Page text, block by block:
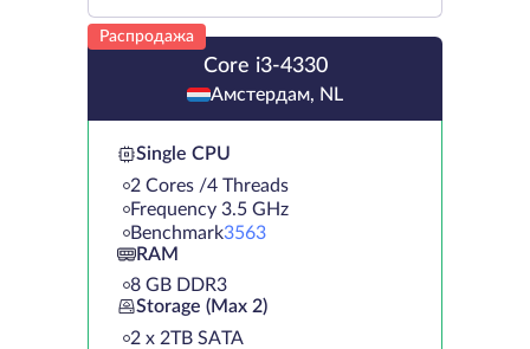
Распродажа
Core i3-4330
Амстердам, NL
Single CPU
2 Cores /4 Threads
Frequency 3.5 GHz
Benchmark3563
RAM
8 GB DDR3
Storage (Max 2)
2 х 2TB SATA